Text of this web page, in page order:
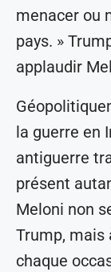
menacer ou
pays. »
applaudir
la guerre en
antiguerre
présent
Meloni non
Trump, mais
chaque